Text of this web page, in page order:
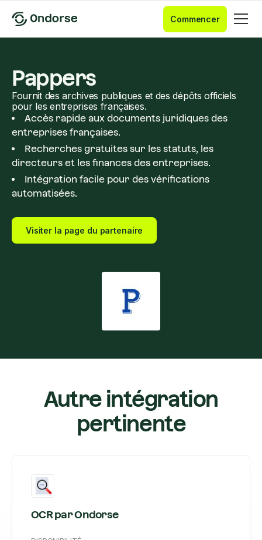
Commencer
Pappers
Fournit des archives publiques et des dépôts officiels
pour les entreprises françaises.
Accès rapide aux documents juridiques des
entreprises françaises.
Recherches gratuites sur les statuts, les
directeurs et les finances des entreprises.
Intégration facile pour des vérifications
automatisées.
Visiter la page du partenaire
Autre intégration
pertinente
OCR par Ondorse